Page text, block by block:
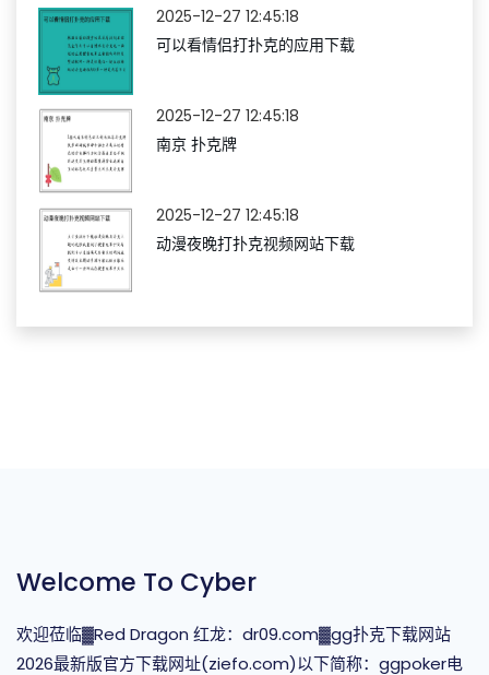
2025-12-27 12:45:18
可以看情侣打扑克的应用下载
2025-12-27 12:45:18
南京 扑克牌
2025-12-27 12:45:18
动漫夜晚打扑克视频网站下载
Welcome To Cyber
欢迎莅临▓Red Dragon 红龙：dr09.com▓gg扑克下载网站
2026最新版官方下载网址(ziefo.com)以下简称：ggpoker电